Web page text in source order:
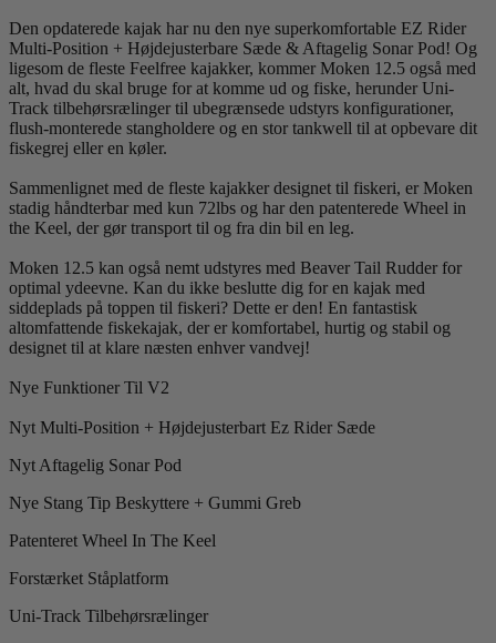
Den opdaterede kajak har nu den nye superkomfortable EZ Rider
Multi-Position + Højdejusterbare Sæde & Aftagelig Sonar Pod! Og
ligesom de fleste Feelfree kajakker, kommer Moken 12.5 også med
alt, hvad du skal bruge for at komme ud og fiske, herunder Uni-
Track tilbehørsrælinger til ubegrænsede udstyrs konfigurationer,
flush-monterede stangholdere og en stor tankwell til at opbevare dit
fiskegrej eller en køler.
Sammenlignet med de fleste kajakker designet til fiskeri, er Moken
stadig håndterbar med kun 72lbs og har den patenterede Wheel in
the Keel, der gør transport til og fra din bil en leg.
Moken 12.5 kan også nemt udstyres med Beaver Tail Rudder for
optimal ydeevne. Kan du ikke beslutte dig for en kajak med
siddeplads på toppen til fiskeri? Dette er den! En fantastisk
altomfattende fiskekajak, der er komfortabel, hurtig og stabil og
designet til at klare næsten enhver vandvej!
Nye Funktioner Til V2
Nyt Multi-Position + Højdejusterbart Ez Rider Sæde
Nyt Aftagelig Sonar Pod
Nye Stang Tip Beskyttere + Gummi Greb
Patenteret Wheel In The Keel
Forstærket Ståplatform
Uni-Track Tilbehørsrælinger